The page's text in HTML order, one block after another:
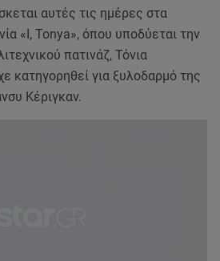
αυτές τις ημέρες στα
«I, Tonya», όπου υποδύεται την
πατινάζ, Τόνια
κατηγορηθεί για ξυλοδαρμό της
Κέριγκαν.